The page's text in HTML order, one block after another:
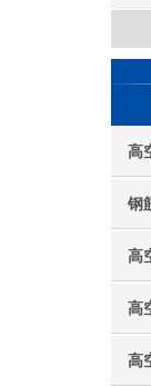
高
钢
高
高
高